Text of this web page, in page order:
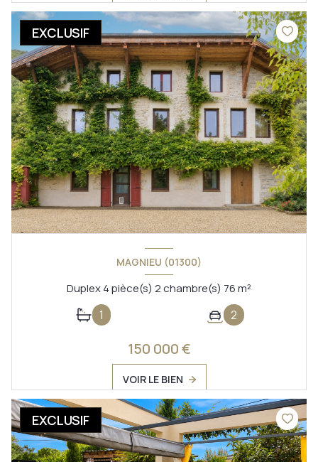
EXCLUSIF
MAGNIEU (01300)
Duplex 4 pièce(s) 2 chambre(s) 76 m²
1 2
150 000 €
VOIR LE BIEN
EXCLUSIF